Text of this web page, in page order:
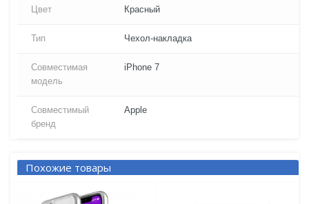
Цвет Красный
Тип Чехол-накладка
Совместимая
модель
iPhone 7
Совместимый
бренд
Apple
Похожие товары